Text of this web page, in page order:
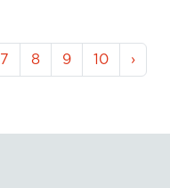
7 8 9 10 ›